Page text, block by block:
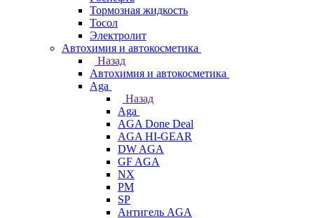
Тормозная жидкость
Тосол
Электролит
Автохимия и автокосметика
Назад
Автохимия и автокосметика
Aga
Назад
Aga
AGA Done Deal
AGA HI-GEAR
DW AGA
GF AGA
NX
PM
SP
Антигель AGA